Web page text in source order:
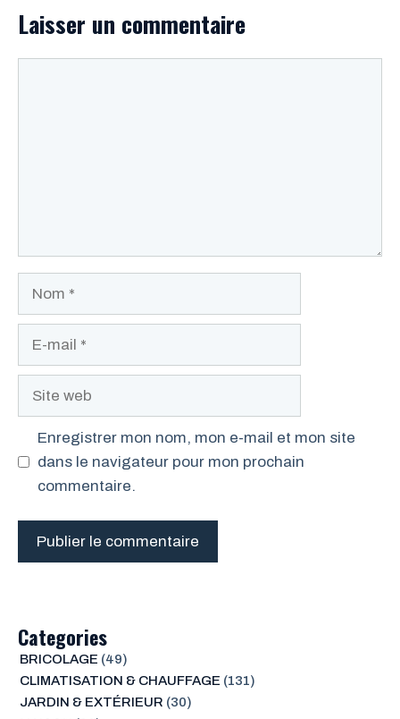
Laisser un commentaire
Enregistrer mon nom, mon e-mail et mon site
dans le navigateur pour mon prochain
commentaire.
Categories
BRICOLAGE (49)
CLIMATISATION & CHAUFFAGE (131)
JARDIN & EXTÉRIEUR (30)